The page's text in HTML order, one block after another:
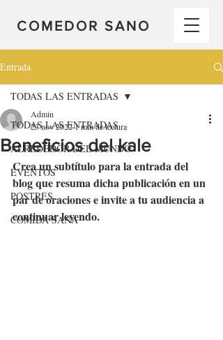
COMEDOR SANO
Entrada
TODAS LAS ENTRADAS
ALREDEDOR DEL MUNDO
EVENTOS
POSTRES
COMIDA SANA
TODAS LAS ENTRADAS
Beneficios del kale
Admin
23 nov 20221 min de lectura
Crea un subtítulo para la entrada del
blog que resuma dicha publicación en un
par de oraciones e invite a tu audiencia a
continuar leyendo.